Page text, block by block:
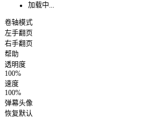
加载中...
卷轴模式
左手翻页
右手翻页
帮助
透明度
100%
速度
100%
弹幕头像
恢复默认